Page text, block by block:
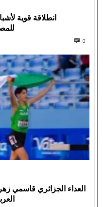
انطلاقة قوية
0
العداء الجزائري قاسمي